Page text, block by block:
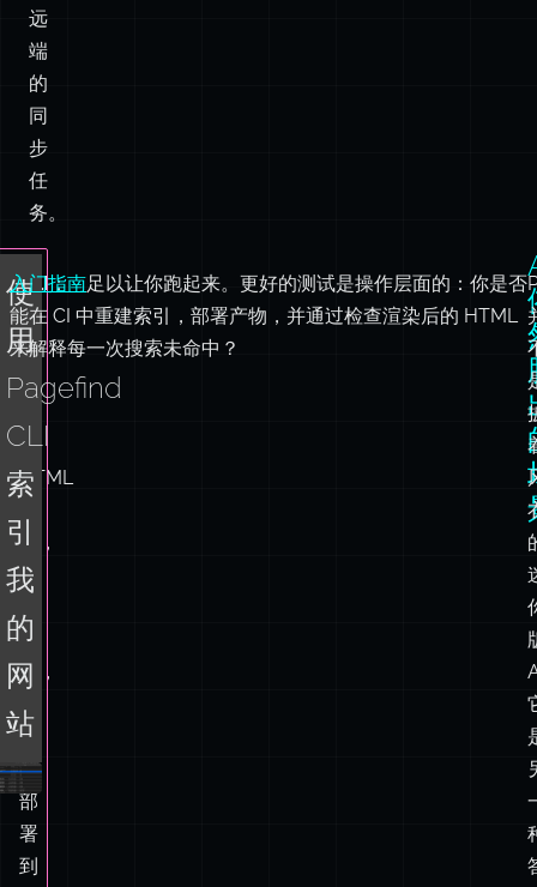
步
任
务。
CLI
扫
站
的
HTML
文
件，
成
索
引，
并
将
部
署
全
球
CDN
——
使
用
Pagefind
CLI
索
我
的
网
站
入门指南
能在 CI 中重建索引，部署产物，并通过检查渲染后的 HTML